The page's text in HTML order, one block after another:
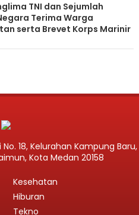
TNI dan Sejumlah
Terima Warga
serta Brevet Korps Marinir
18, Kelurahan Kampung Baru,
Kota Medan 20158
Kesehatan
Hiburan
Tekno